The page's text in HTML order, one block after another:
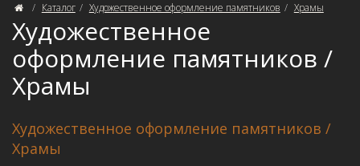
Каталог Художественное оформление памятников Храмы
Художественное
оформление памятников /
Храмы
Художественное оформление памятников /
Храмы